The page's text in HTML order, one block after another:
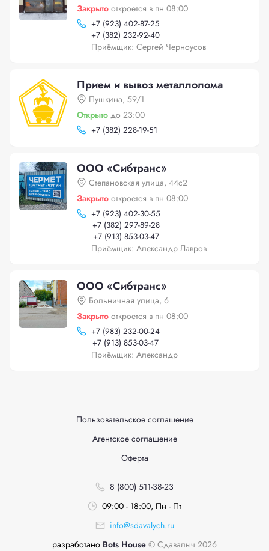
Закрыто откроется в пн 08:00
+7 (923) 402-87-25
+7 (382) 232-92-40
Приёмщик: Сергей Черноусов
Прием и вывоз металлолома
Пушкина, 59/1
Открыто до 23:00
+7 (382) 228-19-51
ООО «Сибтранс»
Степановская улица, 44с2
Закрыто откроется в пн 08:00
+7 (923) 402-30-55
+7 (382) 297-89-28
+7 (913) 853-03-47
Приёмщик: Александр Лавров
ООО «Сибтранс»
Больничная улица, 6
Закрыто откроется в пн 08:00
+7 (983) 232-00-24
+7 (913) 853-03-47
Приёмщик: Александр
Пользовательское соглашение
Агентское соглашение
Оферта
8 (800) 511-38-23
09:00 - 18:00, Пн - Пт
info@sdavalych.ru
разработано Bots House © Сдавалыч 2026